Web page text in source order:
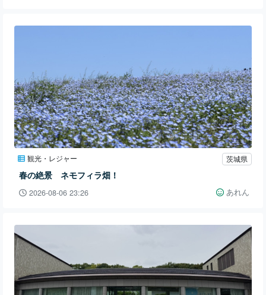
観光・レジャー 茨城県
春の絶景 ネモフィラ畑！
2026-08-06 23:26 あれん